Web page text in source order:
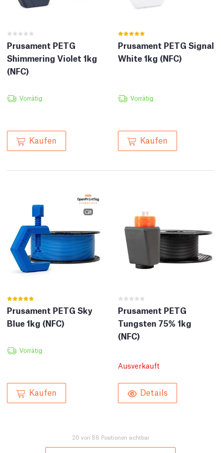
Prusament PETG
Shimmering Violet 1kg
(NFC)
Vorrätig
Kaufen
Prusament PETG Signal
White 1kg (NFC)
Vorrätig
Kaufen
Prusament PETG Sky
Blue 1kg (NFC)
Vorrätig
Kaufen
Prusament PETG
Tungsten 75% 1kg
(NFC)
Ausverkauft
Details
20 von 88 Positionen sichtbar